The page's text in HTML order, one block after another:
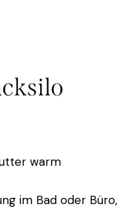
warm
im Bad oder Büro,